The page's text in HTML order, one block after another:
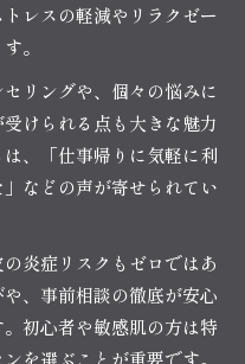
レスの軽減やリラクゼー
。
リングや、個々の悩みに
けられる点も大きな魅力
、「仕事帰りに気軽に利
などの声が寄せられてい
炎症リスクもゼロではあ
、事前相談の徹底が安心
初心者や敏感肌の方は特
を選ぶことが重要です。